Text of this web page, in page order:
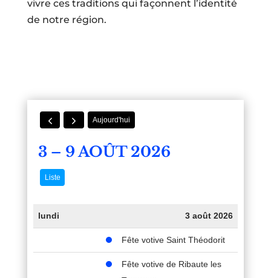
vivre ces traditions qui façonnent l’identité
de notre région.
Aujourd'hui
3 – 9 AOÛT 2026
Liste
lundi 3 août 2026
Fête votive Saint Théodorit
Fête votive de Ribaute les